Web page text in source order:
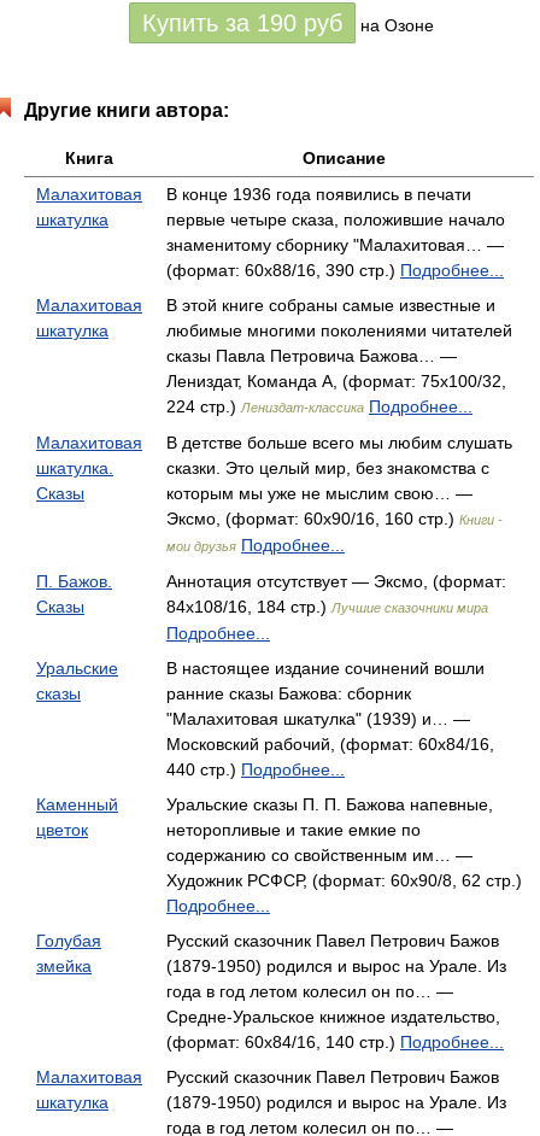
Купить за 190 руб на Озоне
Другие книги автора:
Книга
Описание
Малахитовая
шкатулка
В конце 1936 года появились в печати
первые четыре сказа, положившие начало
знаменитому сборнику "Малахитовая… —
(формат: 60x88/16, 390 стр.) Подробнее...
Малахитовая
шкатулка
В этой книге собраны самые известные и
любимые многими поколениями читателей
сказы Павла Петровича Бажова… —
Лениздат, Команда А, (формат: 75x100/32,
224 стр.) Лениздат-классика Подробнее...
Малахитовая
шкатулка.
Сказы
В детстве больше всего мы любим слушать
сказки. Это целый мир, без знакомства с
которым мы уже не мыслим свою… —
Эксмо, (формат: 60x90/16, 160 стр.) Книги -
мои друзья Подробнее...
П. Бажов.
Сказы
Аннотация отсутствует — Эксмо, (формат:
84x108/16, 184 стр.) Лучшие сказочники мира
Подробнее...
Уральские
сказы
В настоящее издание сочинений вошли
ранние сказы Бажова: сборник
"Малахитовая шкатулка" (1939) и… —
Московский рабочий, (формат: 60x84/16,
440 стр.) Подробнее...
Каменный
цветок
Уральские сказы П. П. Бажова напевные,
неторопливые и такие емкие по
содержанию со свойственным им… —
Художник РСФСР, (формат: 60x90/8, 62 стр.)
Подробнее...
Голубая
змейка
Русский сказочник Павел Петрович Бажов
(1879-1950) родился и вырос на Урале. Из
года в год летом колесил он по… —
Средне-Уральское книжное издательство,
(формат: 60x84/16, 140 стр.) Подробнее...
Малахитовая
шкатулка
Русский сказочник Павел Петрович Бажов
(1879-1950) родился и вырос на Урале. Из
года в год летом колесил он по… —